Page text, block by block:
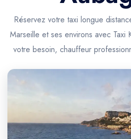
Trajet Santé
Trajet Longue Distance
Contactez-nous
Réservez votre taxi longue
Marseille et ses environs avec
votre besoin, chauffeur